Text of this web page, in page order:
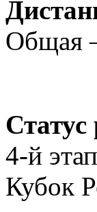
Общая
4-й
Кубок